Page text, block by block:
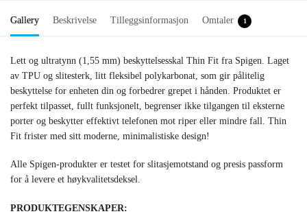
Gallery Beskrivelse Tilleggsinformasjon Omtaler 1
Lett og ultratynn (1,55 mm) beskyttelsesskal Thin Fit fra Spigen. Laget
av TPU og slitesterk, litt fleksibel polykarbonat, som gir pålitelig
beskyttelse for enheten din og forbedrer grepet i hånden. Produktet er
perfekt tilpasset, fullt funksjonelt, begrenser ikke tilgangen til eksterne
porter og beskytter effektivt telefonen mot riper eller mindre fall. Thin
Fit frister med sitt moderne, minimalistiske design!
Alle Spigen-produkter er testet for slitasjemotstand og presis passform
for å levere et høykvalitetsdeksel.
PRODUKTEGENSKAPER: